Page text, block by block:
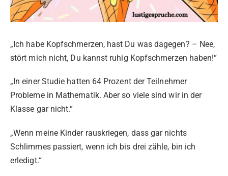
„Ich habe Kopfschmerzen, hast Du was dagegen? – Nee,
stört mich nicht, Du kannst ruhig Kopfschmerzen haben!“
„In einer Studie hatten 64 Prozent der Teilnehmer
Probleme in Mathematik. Aber so viele sind wir in der
Klasse gar nicht.“
„Wenn meine Kinder rauskriegen, dass gar nichts
Schlimmes passiert, wenn ich bis drei zähle, bin ich
erledigt.“